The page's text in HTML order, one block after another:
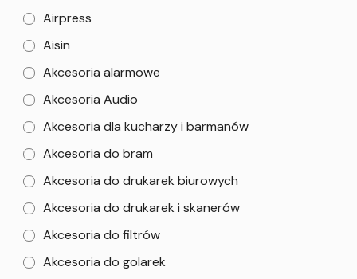
Airpress
Aisin
Akcesoria alarmowe
Akcesoria Audio
Akcesoria dla kucharzy i barmanów
Akcesoria do bram
Akcesoria do drukarek biurowych
Akcesoria do drukarek i skanerów
Akcesoria do filtrów
Akcesoria do golarek